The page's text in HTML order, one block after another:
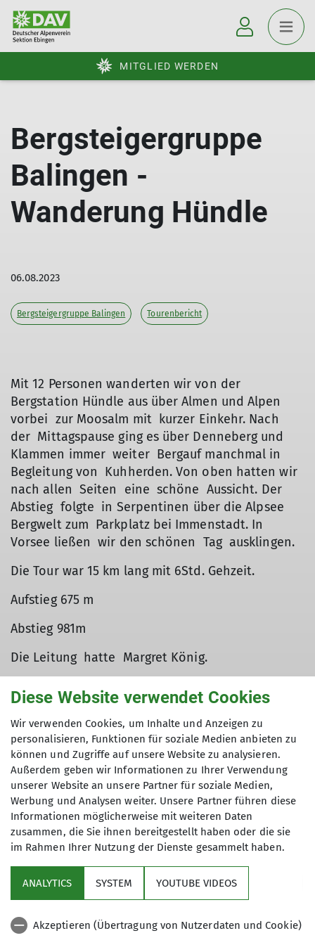
MITGLIED WERDEN
Bergsteigergruppe
Balingen -
Wanderung Hündle
06.08.2023
Bergsteigergruppe Balingen Tourenbericht
Mit 12 Personen wanderten wir von der
Bergstation Hündle aus über Almen und Alpen
vorbei zur Moosalm mit kurzer Einkehr. Nach
der Mittagspause ging es über Denneberg und
Klammen immer weiter Bergauf manchmal in
Begleitung von Kuhherden. Von oben hatten wir
nach allen Seiten eine schöne Aussicht. Der
Abstieg folgte in Serpentinen über die Alpsee
Bergwelt zum Parkplatz bei Immenstadt. In
Vorsee ließen wir den schönen Tag ausklingen.
Die Tour war 15 km lang mit 6Std. Gehzeit.
Aufstieg 675 m
Abstieg 981m
Die Leitung hatte Margret König.
Diese Website verwendet Cookies
Wir verwenden Cookies, um Inhalte und Anzeigen zu
personalisieren, Funktionen für soziale Medien anbieten zu
können und Zugriffe auf unsere Website zu analysieren.
Außerdem geben wir Informationen zu Ihrer Verwendung
unserer Website an unsere Partner für soziale Medien,
Werbung und Analysen weiter. Unsere Partner führen diese
Informationen möglicherweise mit weiteren Daten
zusammen, die Sie ihnen bereitgestellt haben oder die sie
im Rahmen Ihrer Nutzung der Dienste gesammelt haben.
ANALYTICS SYSTEM YOUTUBE VIDEOS
Akzeptieren (Übertragung von Nutzerdaten und Cookie)